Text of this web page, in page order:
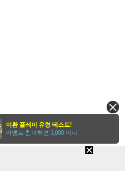
이환 플레이 유형 테스트!
이벤트 참여하면 1,000 이니